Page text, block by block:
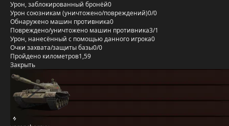
Урон, заблокированный бронёй0
Урон союзникам (уничтожено/повреждений)0/0
Обнаружено машин противника0
Повреждено/уничтожено машин противника3/1
Урон, нанесённый с помощью данного игрока0
Очки захвата/защиты базы0/0
Пройдено километров1,59
Закрыть